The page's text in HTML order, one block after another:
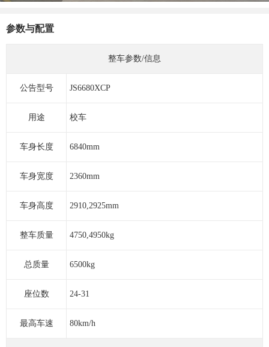
参数与配置
整车参数/信息
公告型号 JS6680XCP
用途 校车
车身长度 6840mm
车身宽度 2360mm
车身高度 2910,2925mm
整车质量 4750,4950kg
总质量 6500kg
座位数 24-31
最高车速 80km/h